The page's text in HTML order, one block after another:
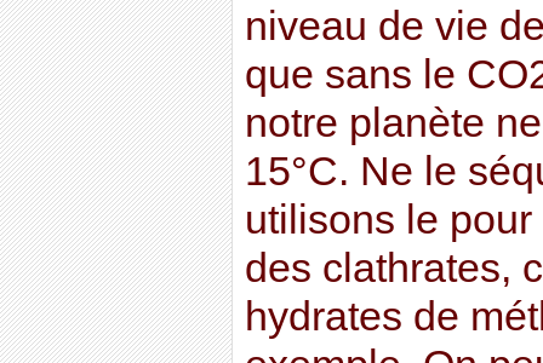
niveau de vie
que sans le
notre planète
15°C. Ne le
utilisons le
des clathrates,
hydrates de